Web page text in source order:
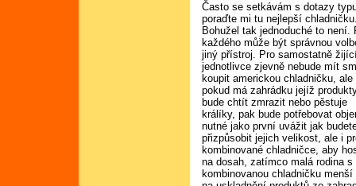
Často se setkávám s dotazy
poraďte mi tu nejlepší
Bohužel tak jednoduché to není.
každého může být správnou
jiný přístroj. Pro samostatně
jednotlivce zjevně nebude mít
koupit americkou chladničku, ale
pokud má zahrádku jejíž
bude chtít zmrazit nebo pěstuje
králíky, pak bude potřebovat
nutné jako první uvážit jak
přizpůsobit jejich velikost, ale i
kombinované chladničce, aby
na dosah, zatímco malá rodina
kombinovanou chladničku